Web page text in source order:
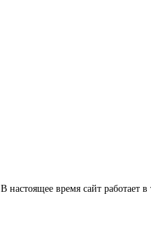
В настоящее время сайт работает